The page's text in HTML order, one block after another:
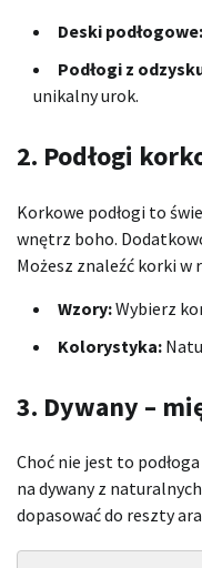
Deski podłogowe:
Podłogi z
unikalny urok.
2. Podłogi
Korkowe podłogi to
wnętrz boho.
Możesz znaleźć korki
Wzory:Wybierz
Kolorystyka:
3. Dywany –
Choć nie jest to
na dywany z
dopasować do reszty